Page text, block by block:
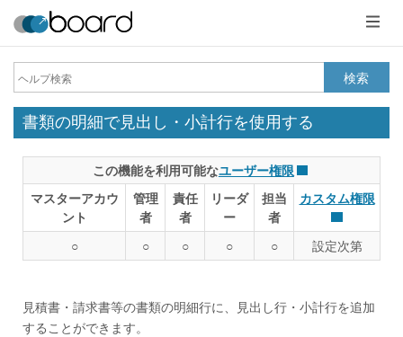
メ
ニ
ュ
ー
検索
書類の明細で見出し・小計行を使用する
この機能を利用可能なユーザー権限
マスターアカウ
ント
管理
者
責任
者
リーダ
ー
担当
者
カスタム権限
○ ○ ○ ○ ○ 設定次第
見積書・請求書等の書類の明細行に、見出し行・小計行を追加
することができます。